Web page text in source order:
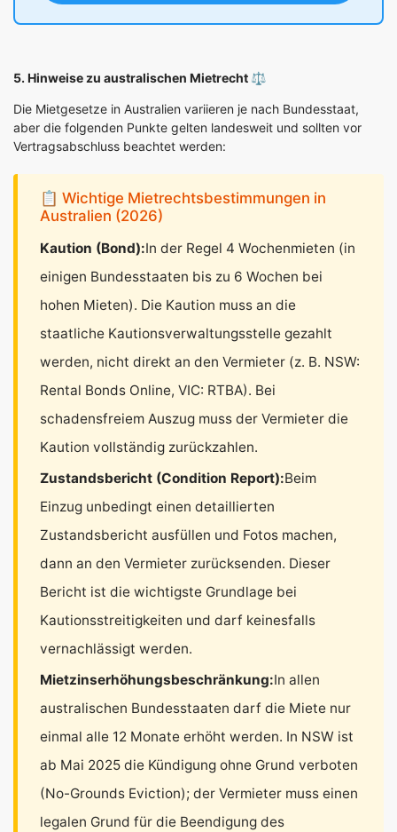
5. Hinweise zu australischen Mietrecht ⚖️
Die Mietgesetze in Australien variieren je nach Bundesstaat,
aber die folgenden Punkte gelten landesweit und sollten vor
Vertragsabschluss beachtet werden:
📋 Wichtige Mietrechtsbestimmungen in
Australien (2026)
Kaution (Bond):In der Regel 4 Wochenmieten (in
einigen Bundesstaaten bis zu 6 Wochen bei
hohen Mieten). Die Kaution muss an die
staatliche Kautionsverwaltungsstelle gezahlt
werden, nicht direkt an den Vermieter (z. B. NSW:
Rental Bonds Online, VIC: RTBA). Bei
schadensfreiem Auszug muss der Vermieter die
Kaution vollständig zurückzahlen.
Zustandsbericht (Condition Report):Beim
Einzug unbedingt einen detaillierten
Zustandsbericht ausfüllen und Fotos machen,
dann an den Vermieter zurücksenden. Dieser
Bericht ist die wichtigste Grundlage bei
Kautionsstreitigkeiten und darf keinesfalls
vernachlässigt werden.
Mietzinserhöhungsbeschränkung:In allen
australischen Bundesstaaten darf die Miete nur
einmal alle 12 Monate erhöht werden. In NSW ist
ab Mai 2025 die Kündigung ohne Grund verboten
(No-Grounds Eviction); der Vermieter muss einen
legalen Grund für die Beendigung des